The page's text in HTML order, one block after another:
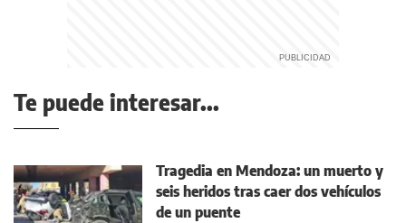
Te puede interesar...
Tragedia en Mendoza: un muerto y
seis heridos tras caer dos vehículos
de un puente